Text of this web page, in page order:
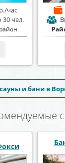
час
30 чел.
и бани в